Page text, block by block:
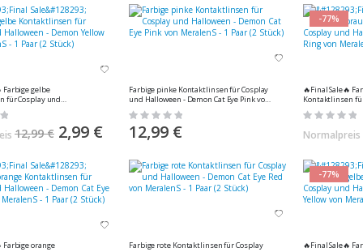
Farbige gelbe
für Cosplay und
MeralenS
12,99 € Sonderangebot
2,99 €
Farbige pinke Kontaktlinsen für Cosplay
und Halloween - Demon Cat Eye Pink von
MeralenS - 1 Paar (2 Stück)
Rating:
0%
12,99 €
-77%
🔥Final Sale🔥 Farbige braune
Kontaktlinsen
Halloween -
MeralenS - 1
Rating:
Normalpreis
Farbige orange
Farbige rote Kontaktlinsen für Cosplay
-77%
🔥Final Sale🔥 Farbige gelbe